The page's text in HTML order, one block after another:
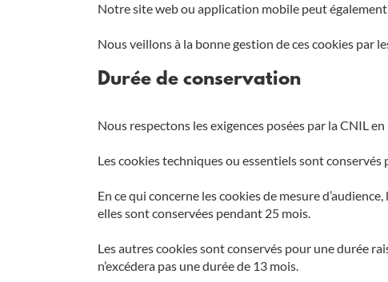
Notre site web ou application mobile peut
Nous veillons à la bonne gestion de ces cookies par
Durée de conservation
Nous respectons les exigences posées par la CNIL
Les cookies techniques ou essentiels sont
En ce qui concerne les cookies de mesure
elles sont conservées pendant 25 mois.
Les autres cookies sont conservés pour une durée
n’excédera pas une durée de 13 mois.